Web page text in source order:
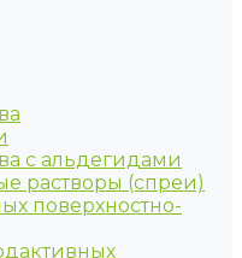
с альдегидами
растворы (спреи)
поверхностно-